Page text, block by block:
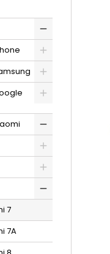
7
7A